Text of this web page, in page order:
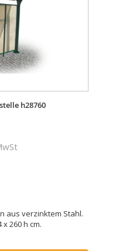
h28760
aus verzinktem Stahl.
260 h cm.